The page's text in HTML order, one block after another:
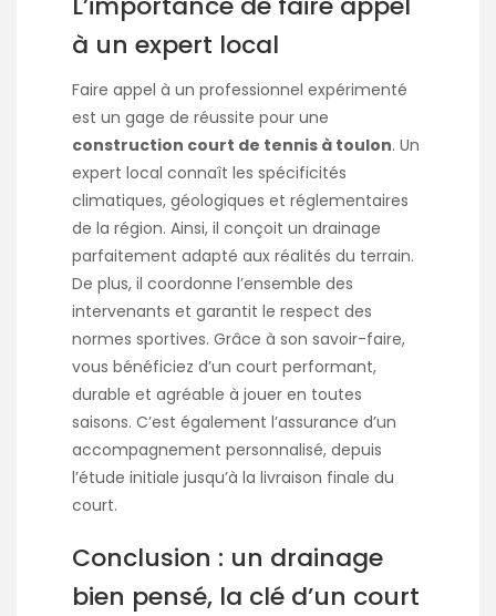
à un expert local
Faire appel à un professionnel expérimenté
est un gage de réussite pour une
construction court de tennis à toulon. Un
expert local connaît les spécificités
climatiques, géologiques et réglementaires
de la région. Ainsi, il conçoit un drainage
parfaitement adapté aux réalités du terrain.
De plus, il coordonne l’ensemble des
intervenants et garantit le respect des
normes sportives. Grâce à son savoir-faire,
vous bénéficiez d’un court performant,
durable et agréable à jouer en toutes
saisons. C’est également l’assurance d’un
accompagnement personnalisé, depuis
l’étude initiale jusqu’à la livraison finale du
court.
Conclusion : un drainage
bien pensé, la clé d’un court